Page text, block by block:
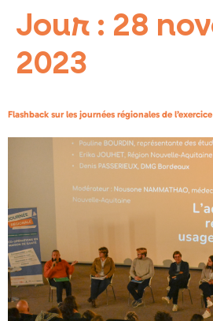
Jour : 28
2023
Flashback sur les journées régionales de